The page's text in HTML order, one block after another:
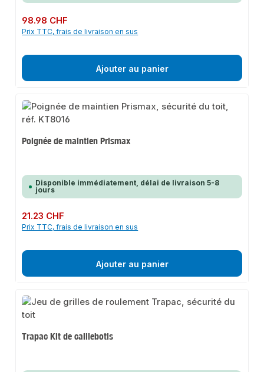
Prix régulier :
98.98 CHF
Prix TTC, frais de livraison en sus
Ajouter au panier
Poignée de maintien Prismax
Disponible immédiatement, délai de livraison 5-8
jours
Prix régulier :
21.23 CHF
Prix TTC, frais de livraison en sus
Ajouter au panier
Trapac Kit de caillebotis